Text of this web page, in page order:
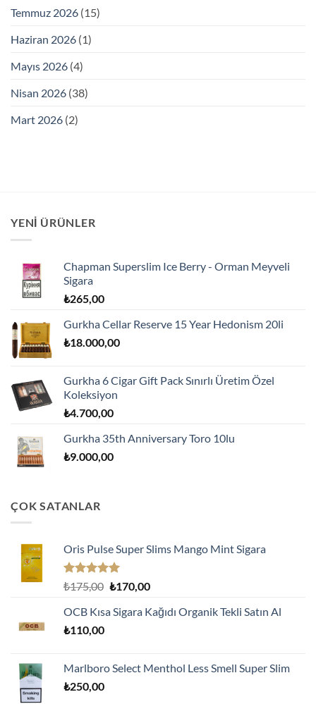
Temmuz 2026 (15)
Haziran 2026 (1)
Mayıs 2026 (4)
Nisan 2026 (38)
Mart 2026 (2)
YENI ÜRÜNLER
Chapman Superslim Ice Berry - Orman Meyveli
Sigara
₺265,00
Gurkha Cellar Reserve 15 Year Hedonism 20li
₺18.000,00
Gurkha 6 Cigar Gift Pack Sınırlı Üretim Özel
Koleksiyon
₺4.700,00
Gurkha 35th Anniversary Toro 10lu
₺9.000,00
ÇOK SATANLAR
Oris Pulse Super Slims Mango Mint Sigara
5 üzerinden
oy
aldı
₺175,00 Orijinal
₺175,00.
₺170,00Şu
fiyat:
OCB Kısa Sigara Kağıdı Organik Tekli Satın Al
₺110,00
Marlboro Select Menthol Less Smell Super Slim
₺250,00